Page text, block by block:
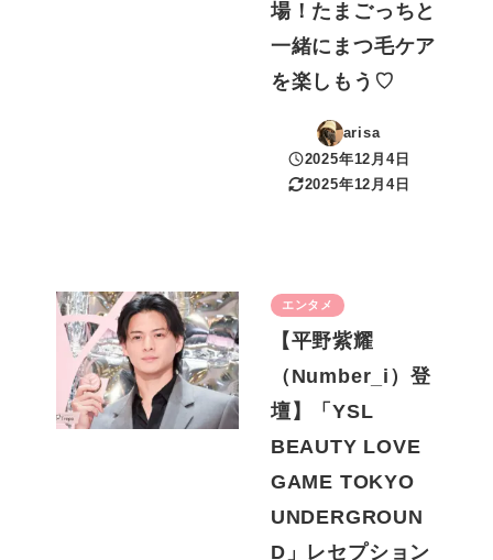
場！たまごっちと
一緒にまつ毛ケア
を楽しもう♡
arisa
投稿日
2025年12月4日
更新日
2025年12月4日
エンタメ
【平野紫耀
（Number_i）登
壇】「YSL
BEAUTY LOVE
GAME TOKYO
UNDERGROUN
D」レセプション